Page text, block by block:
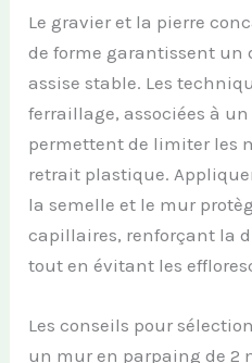
Le gravier et la pierre
de forme garantissent
assise stable. Les
ferraillage, associées à
permettent de limiter les
retrait plastique.
la semelle et le mur
capillaires, renforçant la
tout en évitant les
Les conseils pour
un mur en parpaing de 2